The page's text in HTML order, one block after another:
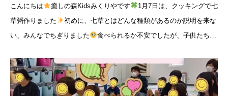
こんにちは 癒しの森Kidsみくりやです
1月7日は、クッキングで七
草粥作りました
初めに、七草とはどんな種類があるのか説明を来な
い、みんなでちぎりました
食べられるか不安でしたが、子供たちは